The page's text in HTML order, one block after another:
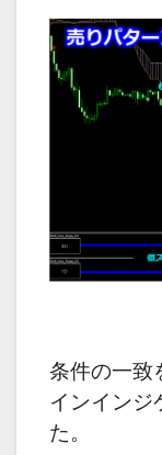
条件の一致
インインジ
た。